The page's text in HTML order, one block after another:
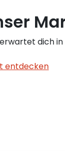
dich in
entdecken